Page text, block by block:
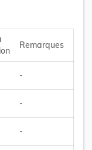
Remarques
-
-
-